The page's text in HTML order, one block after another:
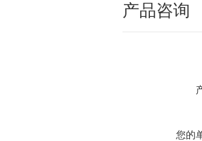
产品咨询
您的